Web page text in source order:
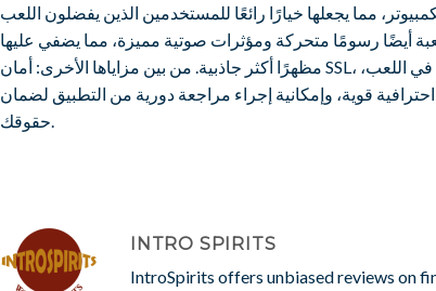
مما يجعلها خيارًا رائعًا للمستخدمين الذين يفضلون اللعب
أيضًا رسومًا متحركة ومؤثرات صوتية مميزة، مما يضفي عليها
مظهرًا أكثر جاذبية. من بين مزاياها الأخرى: أمان SSL، وخطوات للتحكم في اللعب،
قوية، وإمكانية إجراء مراجعة دورية من التطبيق لضمان
حقوقك.
INTRO SPIRITS
IntroSpirits offers unbiased reviews on